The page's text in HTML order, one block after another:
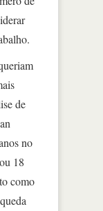
de
no
18
como